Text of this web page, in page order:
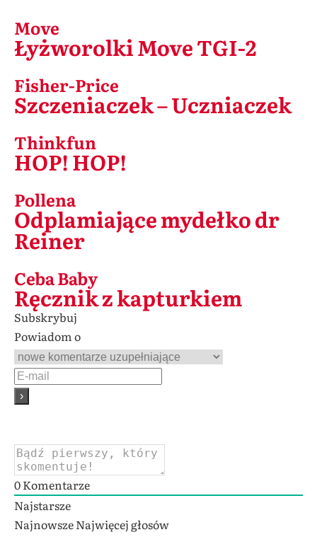
Move
Łyżworolki Move TGI-2
Fisher-Price
Szczeniaczek – Uczniaczek
Thinkfun
HOP! HOP!
Pollena
Odplamiające mydełko dr
Reiner
Ceba Baby
Ręcznik z kapturkiem
Subskrybuj
Powiadom o
0Komentarze
Najstarsze
NajnowszeNajwięcej głosów